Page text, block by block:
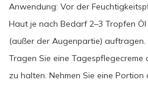
Anwendung: Vor der
Haut je nach Bedarf 2–3 Tropfen
(außer der Augenpartie)
Tragen Sie eine
zu halten. Nehmen Sie eine